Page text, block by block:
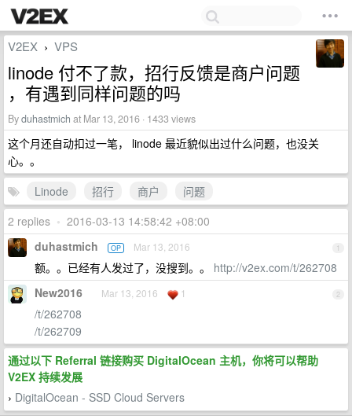
V2EX › VPS
linode 付不了款，招行反馈是商户问题
，有遇到同样问题的吗
Byduhastmich at Mar 13, 2016 · 1433 views
这个月还自动扣过一笔， linode 最近貌似出过什么问题，也没关
心。。
Linode
招行 商户
问题
2 replies • 2016-03-13 14:58:42 +08:00
1
duhastmich OP Mar 13, 2016
额。。已经有人发过了，没搜到。。 http://v2ex.com/t/262708
2
New2016 Mar 13, 2016 1
/t/262708
/t/262709
通过以下 Referral 链接购买 DigitalOcean 主机，你将可以帮助
V2EX 持续发展
› DigitalOcean - SSD Cloud Servers